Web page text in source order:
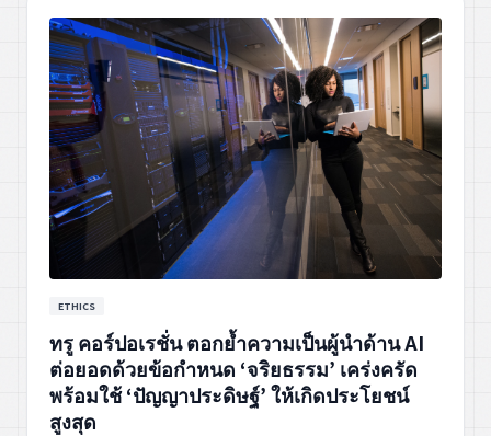
ETHICS
ทรู คอร์ปอเรชั่น ตอกย้ำความเป็นผู้นำด้าน AI
ต่อยอดด้วยข้อกำหนด ‘จริยธรรม’ เคร่งครัด
พร้อมใช้ ‘ปัญญาประดิษฐ์’ ให้เกิดประโยชน์
สูงสุด